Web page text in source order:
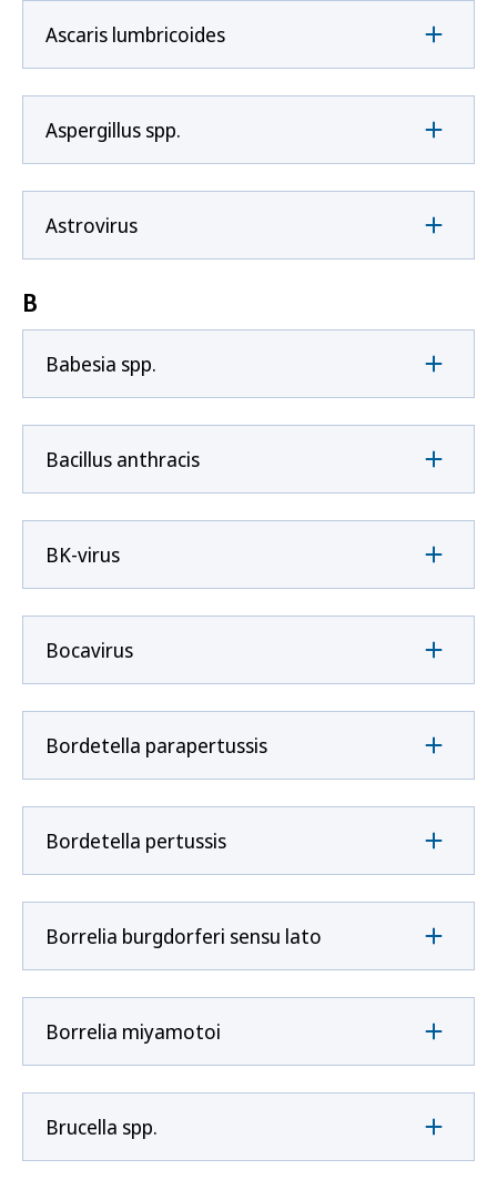
Ascaris lumbricoides
Aspergillus spp.
Astrovirus
B
Babesia spp.
Bacillus anthracis
BK-virus
Bocavirus
Bordetella parapertussis
Bordetella pertussis
Borrelia burgdorferi sensu lato
Borrelia miyamotoi
Brucella spp.